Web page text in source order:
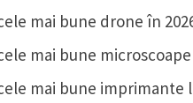
mai bune drone în
mai bune
mai bune imprimante